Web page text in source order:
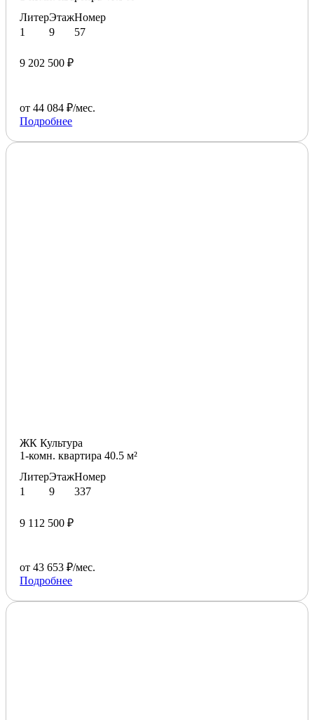
Литер
1
Этаж
9
Номер
57
9 202 500 ₽
от 44 084 ₽/мес.
Подробнее
ЖК Культура
1-комн. квартира 40.5 м²
Литер
1
Этаж
9
Номер
337
9 112 500 ₽
от 43 653 ₽/мес.
Подробнее